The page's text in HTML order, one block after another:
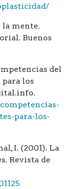
la mente.
Buenos
del
los
para-los-
I. (2001). La
Revista de